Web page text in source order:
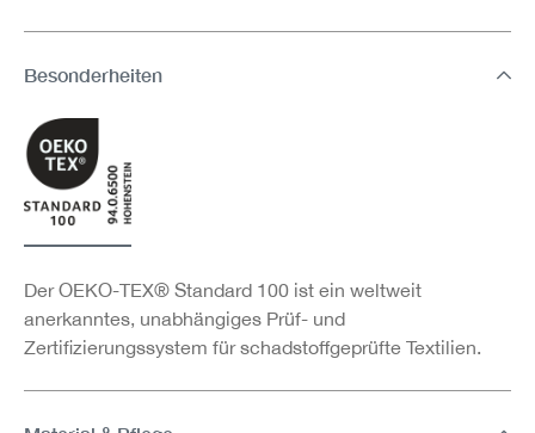
Besonderheiten
Der OEKO-TEX® Standard 100 ist ein weltweit
anerkanntes, unabhängiges Prüf- und
Zertifizierungssystem für schadstoffgeprüfte Textilien.